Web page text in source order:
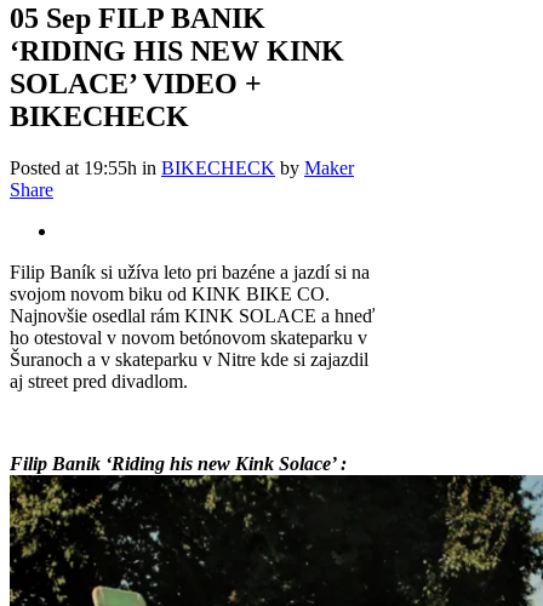
05 Sep FILP BANIK
‘RIDING HIS NEW KINK
SOLACE’ VIDEO +
BIKECHECK
Posted at 19:55h in BIKECHECK by Maker
Share
Filip Baník si užíva leto pri bazéne a jazdí si na
svojom novom biku od KINK BIKE CO.
Najnovšie osedlal rám KINK SOLACE a hneď
ho otestoval v novom betónovom skateparku v
Šuranoch a v skateparku v Nitre kde si zajazdil
aj street pred divadlom.
Filip Banik ‘Riding his new Kink Solace’ :